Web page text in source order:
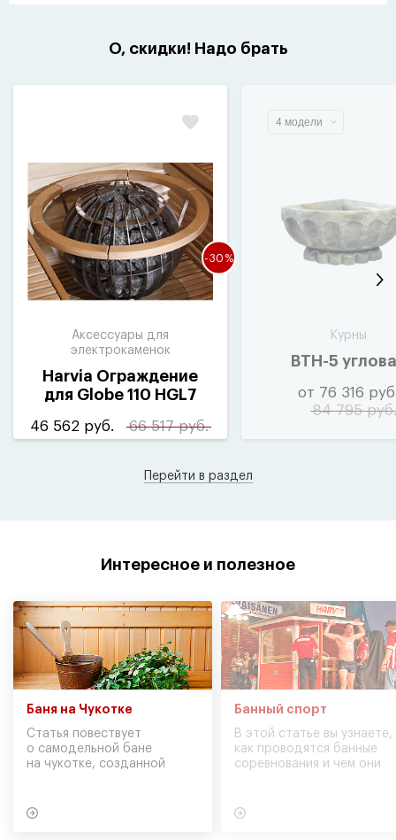
О, скидки! Надо брать
-30%
Аксессуары для
электрокаменок
Harvia Ограждение
для Globe 110 HGL7
46 562 руб. 66 517 руб.
4 модели
Курны
ВТН-5
от 76 316
84 795 руб.
Перейти в раздел
Интересное и полезное
Баня на Чукотке
Статья повествует
о самодельной бане
на чукотке, созданной
Банный спорт
В этой статье вы узнаете,
как проводятся банные
соревнования и чем они